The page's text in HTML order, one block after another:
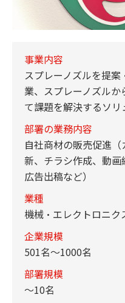
事業内容
スプレーノズルを提
業、スプレーノズル
て課題を解決するソ
部署の業務内容
自社商材の販売促進
新、チラシ作成、動
広告出稿など）
業種
機械・エレクトロニク
企業規模
501名～1000名
部署規模
～10名